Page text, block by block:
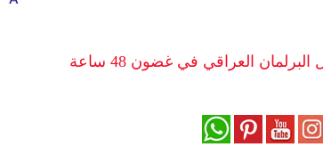
العراقي في غضون 48 ساعة